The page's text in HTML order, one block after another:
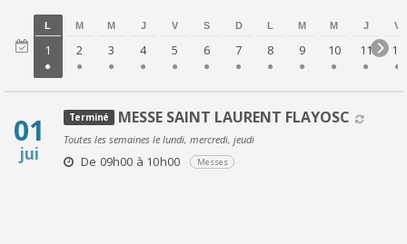
L
1
M
2
M
3
J
4
V
5
S
6
D
7
L
8
M
9
M
10
J
11
V
12
01
jui
MESSE SAINT LAURENT FLAYOSC
Toutes les semaines le lundi, mercredi, jeudi
De 09h00 à 10h00 Messes